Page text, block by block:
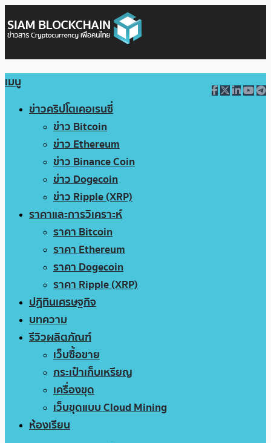
เมนู
ข่าวคริปโตเคอเรนซี่
ข่าว Bitcoin
ข่าว Ethereum
ข่าว Binance Coin
ข่าว Dogecoin
ข่าว Ripple (XRP)
ราคาและการวิเคราะห์
ราคา Bitcoin
ราคา Ethereum
ราคา Dogecoin
ราคา Ripple (XRP)
ปฏิทินเศรษฐกิจ
บทความ
รีวิวผลิตภัณฑ์
เว็บซื้อขาย
กระเป๋าเก็บเหรียญ
เครื่องขุด
เว็บขุดแบบ Cloud Mining
ห้องเรียน